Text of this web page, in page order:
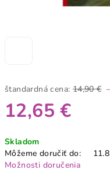
štandardná cena: 14,90 €
12,65 €
cena:
Skladom
Môžeme doručiť do:
Možnosti doručenia